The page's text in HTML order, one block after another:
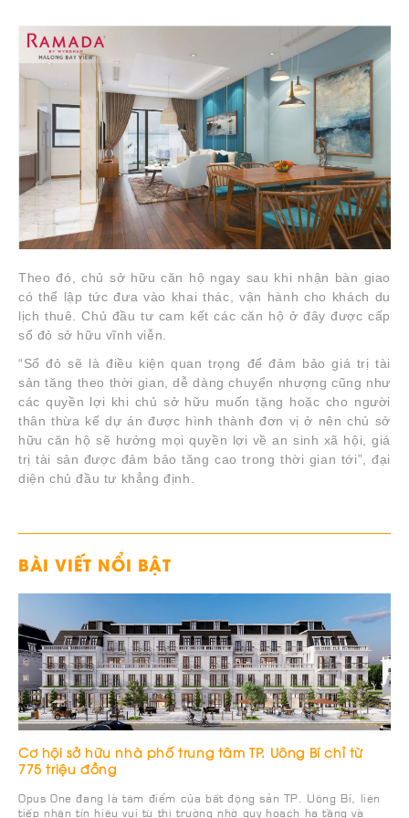
Theo đó, chủ sở hữu căn hộ ngay sau khi nhận bàn giao
có thể lập tức đưa vào khai thác, vận hành cho khách du
lịch thuê. Chủ đầu tư cam kết các căn hộ ở đây được cấp
sổ đỏ sở hữu vĩnh viễn.
“Sổ đỏ sẽ là điều kiện quan trọng để đảm bảo giá trị tài
sản tăng theo thời gian, dễ dàng chuyển nhượng cũng như
các quyền lợi khi chủ sở hữu muốn tặng hoặc cho người
thân thừa kế dự án được hình thành đơn vị ở nên chủ sở
hữu căn hộ sẽ hưởng mọi quyền lợi về an sinh xã hội, giá
trị tài sản được đảm bảo tăng cao trong thời gian tới”, đại
diện chủ đầu tư khẳng định.
BÀI VIẾT NỔI BẬT
Cơ hội sở hữu nhà phố trung tâm TP. Uông Bí chỉ từ
775 triệu đồng
Opus One đang là tâm điểm của bất động sản TP. Uông Bí, liên
tiếp nhận tín hiệu vui từ thị trường nhờ quy hoạch hạ tầng và